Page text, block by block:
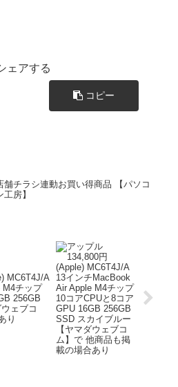
ェアする
コピー
舗チラシ連動お買い得商品 【パソコ
工房】
MC6T4J/A
M4チップ
256GB
ェブコ
り